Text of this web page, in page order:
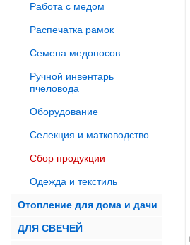
Работа с медом
Распечатка рамок
Семена медоносов
Ручной инвентарь
пчеловода
Оборудование
Селекция и матководство
Сбор продукции
Одежда и текстиль
Отопление для дома и дачи
ДЛЯ СВЕЧЕЙ